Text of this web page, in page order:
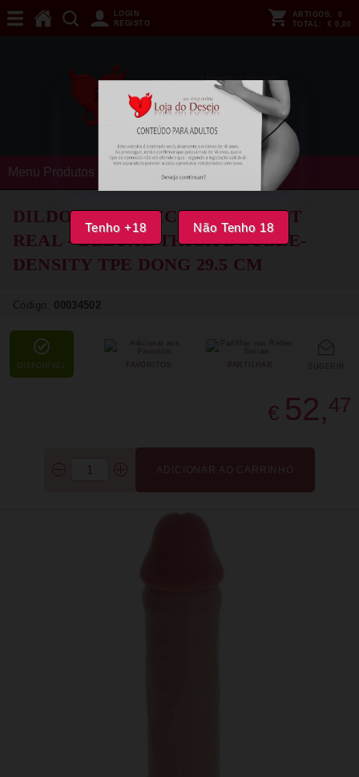
Tenho +18 Não Tenho 18
LOGIN
REGISTO
ARTIGOS:
0
TOTAL: € 0,00
Menu Produtos
DILDO REALISTICO DUPLO GET
REAL - DELUXE THICK DOUBLE-
DENSITY TPE DONG 29.5 CM
Código: 00034502
DISPONÍVEL SUGERIR
FAVORITOS
€ 52,47
ADICIONAR AO CARRINHO